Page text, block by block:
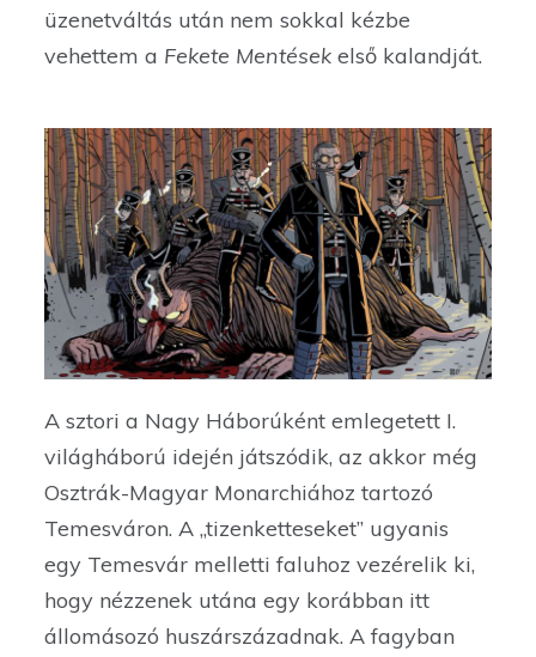
üzenetváltás után nem sokkal kézbe
vehettem a Fekete Mentések első kalandját.
A sztori a Nagy Háborúként emlegetett I.
világháború idején játszódik, az akkor még
Osztrák-Magyar Monarchiához tartozó
Temesváron. A „tizenketteseket” ugyanis
egy Temesvár melletti faluhoz vezérelik ki,
hogy nézzenek utána egy korábban itt
állomásozó huszárszázadnak. A fagyban